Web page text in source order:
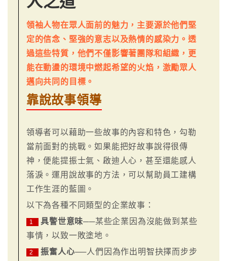
領袖人物在眾人面前的魅力，主要源於他們堅
定的信念、堅強的意志以及熱情的感染力。透
過這些特質，他們不僅影響著團隊和組織，更
能在動盪的環境中燃起希望的火焰，激勵眾人
邁向共同的目標。
靠說故事領導
領導者可以藉助一些故事的內容和特色，勾勒
當前面對的挑戰。如果能把好故事說得很傳
神，便能提振士氣、啟迪人心，甚至還能感人
落淚。運用說故事的方法，可以幫助員工建構
工作生涯的藍圖。
以下為各種不同類型的企業故事：
1 具警世意味──某些企業因為沒能做到某些
事情，以致一敗塗地。
2 振奮人心──人們因為作出明智抉擇而步步